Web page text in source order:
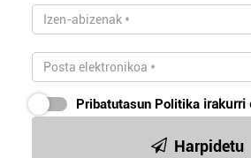
Pribatutasun Politika irakurri
Harpidetu